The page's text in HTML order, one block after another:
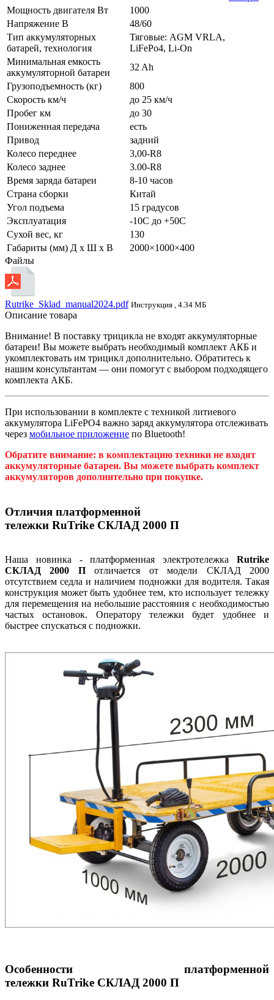
Мощность двигателя Вт
1000
Напряжение В
48/60
Тип аккумуляторных
батарей, технология
Тяговые: AGM VRLA,
LiFePo4, Li-On
Минимальная емкость
аккумуляторной батареи
32 Ah
Грузоподъемность (кг)
800
Скорость км/ч
до 25 км/ч
Пробег км
до 30
Пониженная передача
есть
Привод
задний
Колесо переднее
3,00-R8
Колесо заднее
3.00-R8
Время заряда батареи
8-10 часов
Страна сборки
Китай
Угол подъема
15 градусов
Эксплуатация
-10С до +50С
Сухой вес, кг
130
Габариты (мм) Д x Ш x В
2000×1000×400
Файлы
Rutrike_Sklad_manual2024.pdf Инструкция , 4.34 МБ
Описание товара
Внимание! В поставку трицикла не входят аккумуляторные
батареи! Вы можете выбрать необходимый комплект АКБ и
укомплектовать им трицикл дополнительно. Обратитесь к
нашим консультантам — они помогут с выбором подходящего
комплекта АКБ.
При использовании в комплекте с техникой литиевого
аккумулятора LiFePO4 важно заряд аккумулятора отслеживать
через мобильное приложение по Bluetooth!
Обратите внимание: в комплектацию техники не входят
аккумуляторные батареи. Вы можете выбрать комплект
аккумуляторов дополнительно при покупке.
Отличия платформенной
тележки RuTrike СКЛАД 2000 П
Наша новинка - платформенная электротележка Rutrike
СКЛАД 2000 Потличается от модели СКЛАД 2000
отсутствием седла и наличием подножки для водителя. Такая
конструкция может быть удобнее тем, кто использует тележку
для перемещения на небольшие расстояния с необходимостью
частых остановок. Оператору тележки будет удобнее и
быстрее спускаться с подножки.
Особенности платформенной
тележки RuTrike СКЛАД 2000 П